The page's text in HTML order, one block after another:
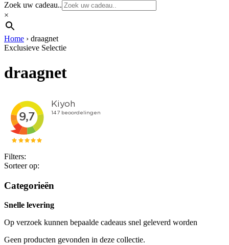
Zoek uw cadeau..
×
Home › draagnet
Exclusieve Selectie
draagnet
Filters:
Sorteer op:
Categorieën
Snelle levering
Op verzoek kunnen bepaalde cadeaus snel geleverd worden
Geen producten gevonden in deze collectie.